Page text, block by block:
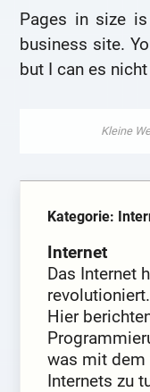
Pages in size
business site.
but I can es
Kategorie:
Internet
Das Internet
revolutioniert.
Hier
was mit dem
Internets zu